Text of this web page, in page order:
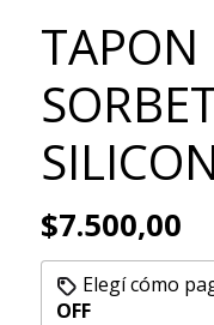
TAPON
$7.500,00
Elegí cómo
OFF